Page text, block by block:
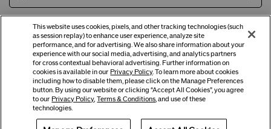
Shiseido Co., Ltd. Tous droits réservés.
Politique de
confidentialité
Renseignements sur l'entreprise et
coordonnées
This website uses cookies, pixels, and other tracking technologies (such
as session replay) to enhance user experience, analyze site
performance, and for advertising. We also share information about your
experience with our social media, advertising, and analytics partners
for cross contextual behavioral advertising. Further information on
cookies is available in our Privacy Policy. To learn more about cookies
including how to disable them, please click on the Manage Preferences
button. By using our website or clicking “Accept All Cookies”, you agree
to our Privacy Policy, Terms & Conditions , and use of these
technologies.